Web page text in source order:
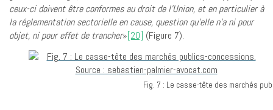
ceux-ci doivent être conformes au droit de l’Union, et en particulier à
la réglementation sectorielle en cause, question qu’elle n’a ni pour
objet, ni pour effet de trancher»[20] (Figure 7).
Fig. 7 : Le casse-tête des marchés